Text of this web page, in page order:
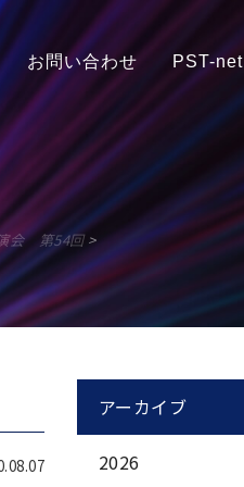
お問い合わせ PST-net
会 第54回>
アーカイブ
2026